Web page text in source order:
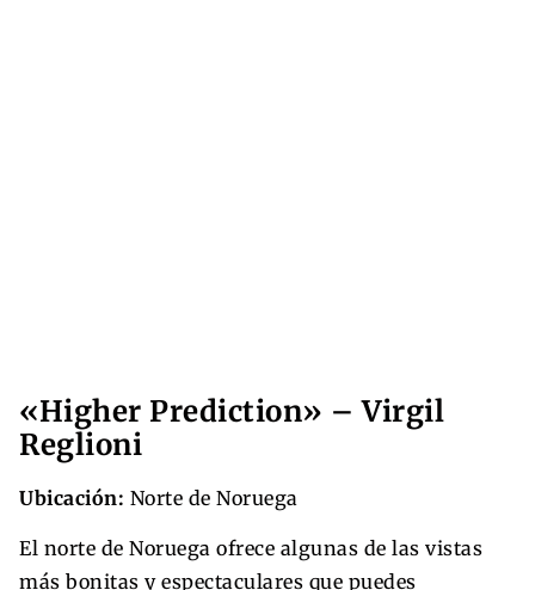
«Higher Prediction» – Virgil
Reglioni
Ubicación: Norte de Noruega
El norte de Noruega ofrece algunas de las vistas
más bonitas y espectaculares que puedes